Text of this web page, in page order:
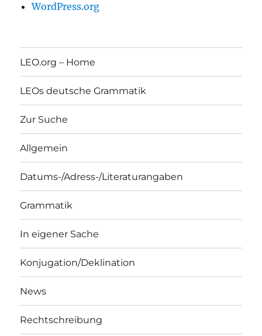
WordPress.org
LEO.org – Home
LEOs deutsche Grammatik
Zur Suche
Allgemein
Datums-/Adress-/Literaturangaben
Grammatik
In eigener Sache
Konjugation/Deklination
News
Rechtschreibung